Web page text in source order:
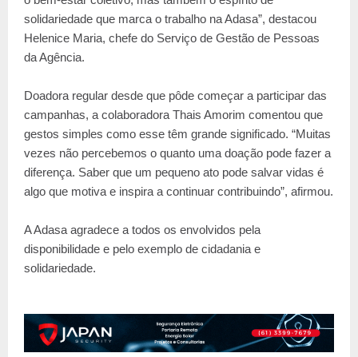
solidariedade que marca o trabalho na Adasa”, destacou
Helenice Maria, chefe do Serviço de Gestão de Pessoas
da Agência.
Doadora regular desde que pôde começar a participar das
campanhas, a colaboradora Thais Amorim comentou que
gestos simples como esse têm grande significado. “Muitas
vezes não percebemos o quanto uma doação pode fazer a
diferença. Saber que um pequeno ato pode salvar vidas é
algo que motiva e inspira a continuar contribuindo”, afirmou.
A Adasa agradece a todos os envolvidos pela
disponibilidade e pelo exemplo de cidadania e
solidariedade.